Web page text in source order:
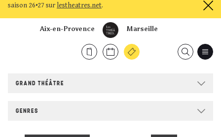
saison 26•27 sur lestheatres.net.
Marseille
Aix-en-Provence
GRAND THÉÂTRE
GENRES